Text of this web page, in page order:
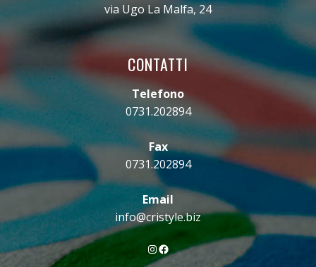
via Ugo La Malfa, 24
CONTATTI
Telefono
0731.202894
Fax
0731.202894
Email
info@cristyle.biz
Instagram
Facebook